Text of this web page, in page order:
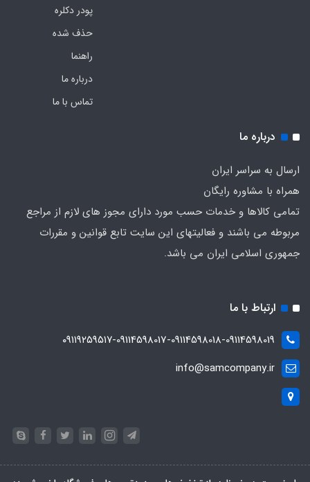
پودر دکلره
حذف شده
راهنما
درباره ما
تماس با ما
درباره ما
ارسال به سراسر ایران
همراه با مشاوره رایگان
تمامی کالاها و خدمات حسب مورد دارای مجوز های لازم از مراجع
مربوطه می باشند و فعالیتهای این سایت تابع قوانین و مقررات
جمهوری اسلامی ایران می باشد.
ارتباط با ما
۰۹۱۱۹۲۵۹۵۱۷-09114598017-09114598018-09114598019
info@samcompany.ir